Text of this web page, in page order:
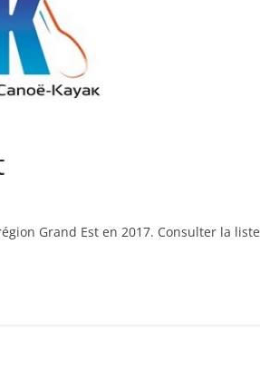
Grand Est en 2017. Consulter la liste